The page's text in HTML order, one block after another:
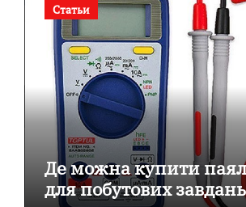
Статьи
Де можна купити
для побутових завдань